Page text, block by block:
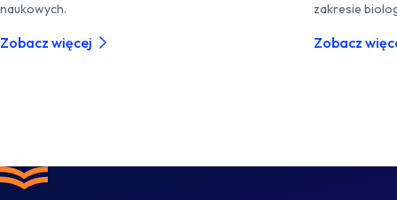
naukowych.
Zobacz więcej
zakresie
Zobacz